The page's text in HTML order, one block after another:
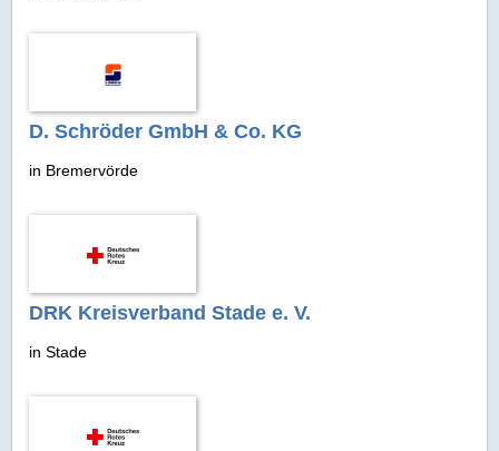
D. Schröder GmbH & Co. KG
in Bremervörde
DRK Kreisverband Stade e. V.
in Stade